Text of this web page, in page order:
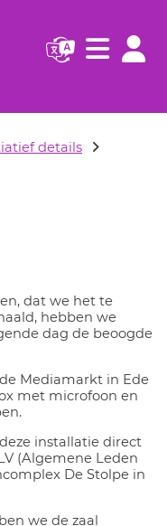
pagina)
Navigatie
details
dat we het te
hebben we
dag de beoogde
Mediamarkt in Ede
met microfoon en
installatie direct
(Algemene Leden
De Stolpe in
we de zaal